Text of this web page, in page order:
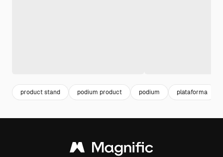
product stand podium product podium plataforma